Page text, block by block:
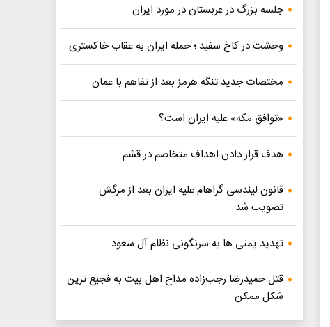
جلسه بزرگ در عربستان در مورد ایران
وحشت در کاخ سفید ؛ حمله ایران به عقاب خاکستری
مختصات جدید تنگه هرمز بعد از تفاهم با عمان
«توافق مکه» علیه ایران است؟
هدف قرار دادن اهداف متخاصم در قشم
قانون لیندسی گراهام علیه ایران بعد از مرگش
تصویب شد
تهدید یمنی ها به سرنگونی نظام آل سعود
قتل حمیدرضا رجب‌زاده مداح اهل بیت به فجیع ترین
شکل ممکن